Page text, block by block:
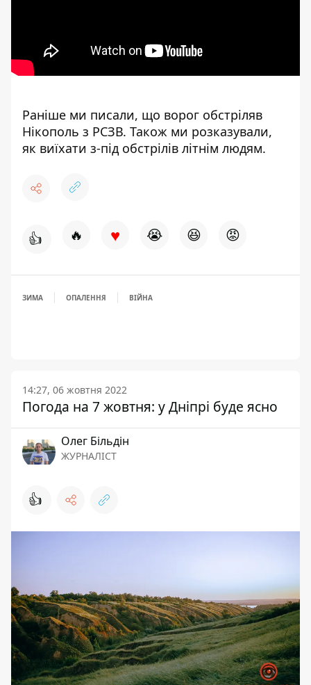
Раніше ми писали, що ворог обстріляв
Нікополь з РСЗВ. Також ми розказували,
як виїхати з-під обстрілів літнім людям.
👍 🔥 ♥ 😭 😆 😡
ЗИМА ОПАЛЕННЯ ВІЙНА
14:27, 06 жовтня 2022
Погода на 7 жовтня: у Дніпрі буде ясно
Олег Більдін
ЖУРНАЛІСТ
👍